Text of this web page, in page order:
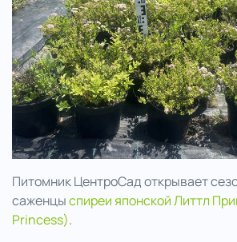
Питомник ЦентроСад открывает
саженцыспиреи японской Литтл
Princess).